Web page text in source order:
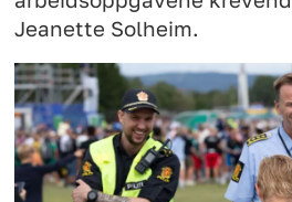
Jeanette Solheim.